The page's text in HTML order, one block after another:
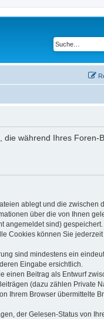
die während Ihres Foren-
ablegt und die zwischen
über die von Ihnen
angemeldet sind)
Cookies können Sie
sind mindestens ein
Eingabe ersichtlich.
einen Beitrag als Entwurf
(dazu zählen Private
Ihrem Browser übermittelte
der Gelesen-Status von